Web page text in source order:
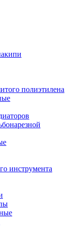
полиэтилена
инструмента